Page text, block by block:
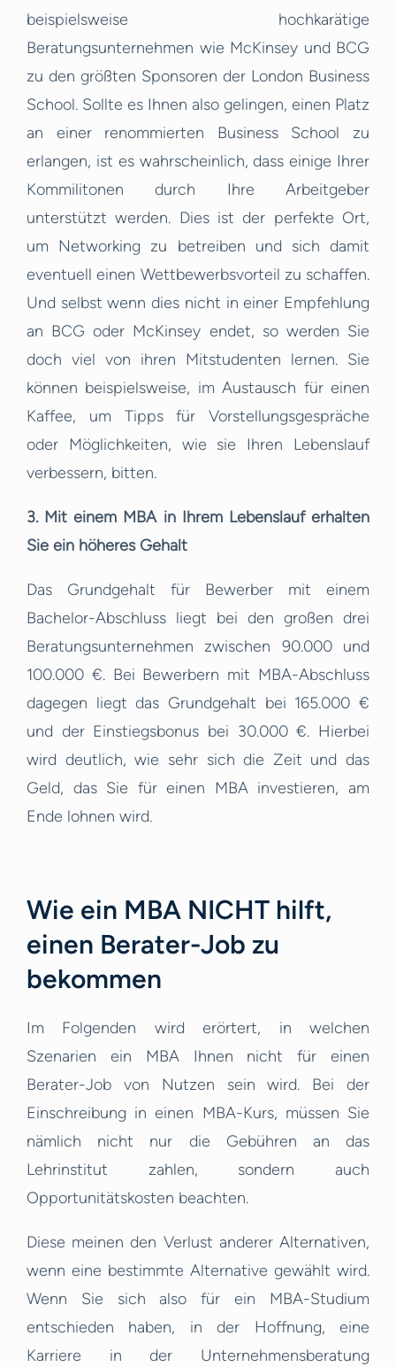
beispielsweise hochkarätige
Beratungsunternehmen wie McKinsey und BCG
zu den größten Sponsoren der London Business
School. Sollte es Ihnen also gelingen, einen Platz
an einer renommierten Business School zu
erlangen, ist es wahrscheinlich, dass einige Ihrer
Kommilitonen durch Ihre Arbeitgeber
unterstützt werden. Dies ist der perfekte Ort,
um Networking zu betreiben und sich damit
eventuell einen Wettbewerbsvorteil zu schaffen.
Und selbst wenn dies nicht in einer Empfehlung
an BCG oder McKinsey endet, so werden Sie
doch viel von ihren Mitstudenten lernen. Sie
können beispielsweise, im Austausch für einen
Kaffee, um Tipps für Vorstellungsgespräche
oder Möglichkeiten, wie sie Ihren Lebenslauf
verbessern, bitten.
3. Mit einem MBA in Ihrem Lebenslauf erhalten
Sie ein höheres Gehalt
Das Grundgehalt für Bewerber mit einem
Bachelor-Abschluss liegt bei den großen drei
Beratungsunternehmen zwischen 90.000 und
100.000 €. Bei Bewerbern mit MBA-Abschluss
dagegen liegt das Grundgehalt bei 165.000 €
und der Einstiegsbonus bei 30.000 €. Hierbei
wird deutlich, wie sehr sich die Zeit und das
Geld, das Sie für einen MBA investieren, am
Ende lohnen wird.
Wie ein MBA NICHT hilft,
einen Berater-Job zu
bekommen
Im Folgenden wird erörtert, in welchen
Szenarien ein MBA Ihnen nicht für einen
Berater-Job von Nutzen sein wird. Bei der
Einschreibung in einen MBA-Kurs, müssen Sie
nämlich nicht nur die Gebühren an das
Lehrinstitut zahlen, sondern auch
Opportunitätskosten beachten.
Diese meinen den Verlust anderer Alternativen,
wenn eine bestimmte Alternative gewählt wird.
Wenn Sie sich also für ein MBA-Studium
entschieden haben, in der Hoffnung, eine
Karriere in der Unternehmensberatung